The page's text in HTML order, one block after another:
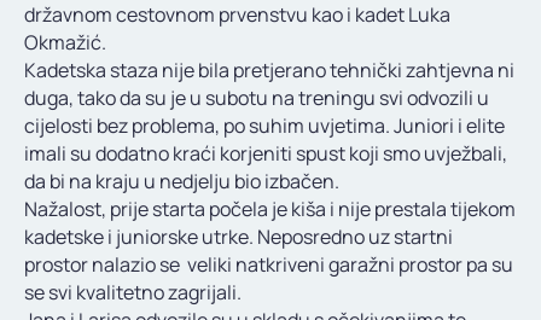
državnom cestovnom prvenstvu kao i kadet Luka
Okmažić.
Kadetska staza nije bila pretjerano tehnički zahtjevna ni
duga, tako da su je u subotu na treningu svi odvozili u
cijelosti bez problema, po suhim uvjetima. Juniori i elite
imali su dodatno kraći korjeniti spust koji smo uvježbali,
da bi na kraju u nedjelju bio izbačen.
Nažalost, prije starta počela je kiša i nije prestala tijekom
kadetske i juniorske utrke. Neposredno uz startni
prostor nalazio se veliki natkriveni garažni prostor pa su
se svi kvalitetno zagrijali.